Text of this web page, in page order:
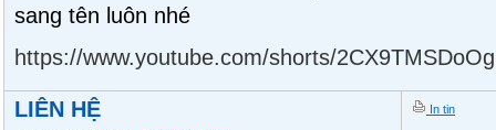
sang tên luôn nhé
https://www.youtube.com/shorts/2CX9TMSDoOg
LIÊN HỆ In tin